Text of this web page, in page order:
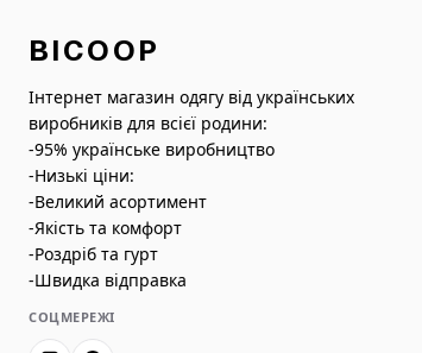
BICOOP
Інтернет магазин одягу від українських
виробників для всієї родини:
-95% українське виробництво
-Низькі ціни:
-Великий асортимент
-Якість та комфорт
-Роздріб та гурт
-Швидка відправка
СОЦМЕРЕЖІ